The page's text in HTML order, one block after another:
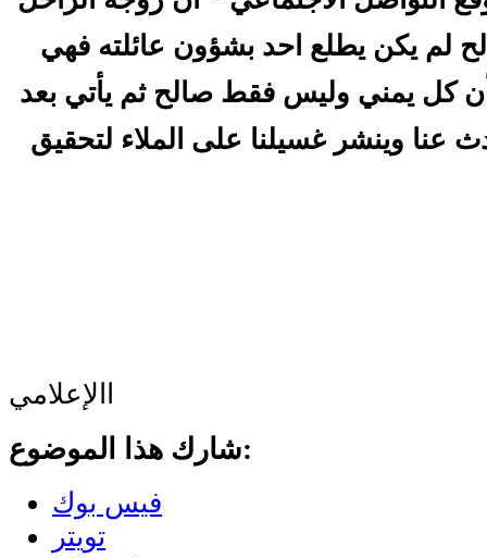
لم يكن يطلع احد بشؤون عائلته فهي
كل يمني وليس فقط صالح ثم يأتي بعد
عنا وينشر غسيلنا على الملاء لتحقيق
االإعلامي
شارك هذا الموضوع:
فيس بوك
تويتر